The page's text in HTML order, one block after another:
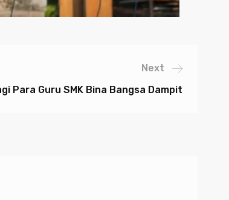
Next
Para Guru SMK Bina Bangsa Dampit